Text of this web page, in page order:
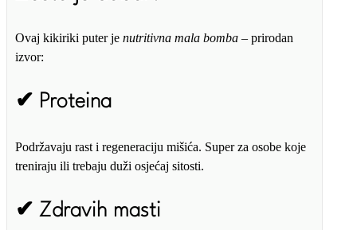
Ovaj kikiriki puter je nutritivna mala bomba – prirodan
izvor:
✔ Proteina
Podržavaju rast i regeneraciju mišića. Super za osobe koje
treniraju ili trebaju duži osjećaj sitosti.
✔ Zdravih masti